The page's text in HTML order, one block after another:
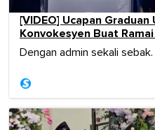
[VIDEO] Ucapan
Konvokesyen Buat
Dengan admin sekali sebak.